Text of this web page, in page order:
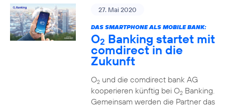
27. Mai 2020
DAS SMARTPHONE ALS MOBILE BANK:
O2 Banking startet mit
comdirect in die
Zukunft
O2und die comdirect bank AG
kooperieren künftig bei O2Banking.
Gemeinsam werden die Partner das